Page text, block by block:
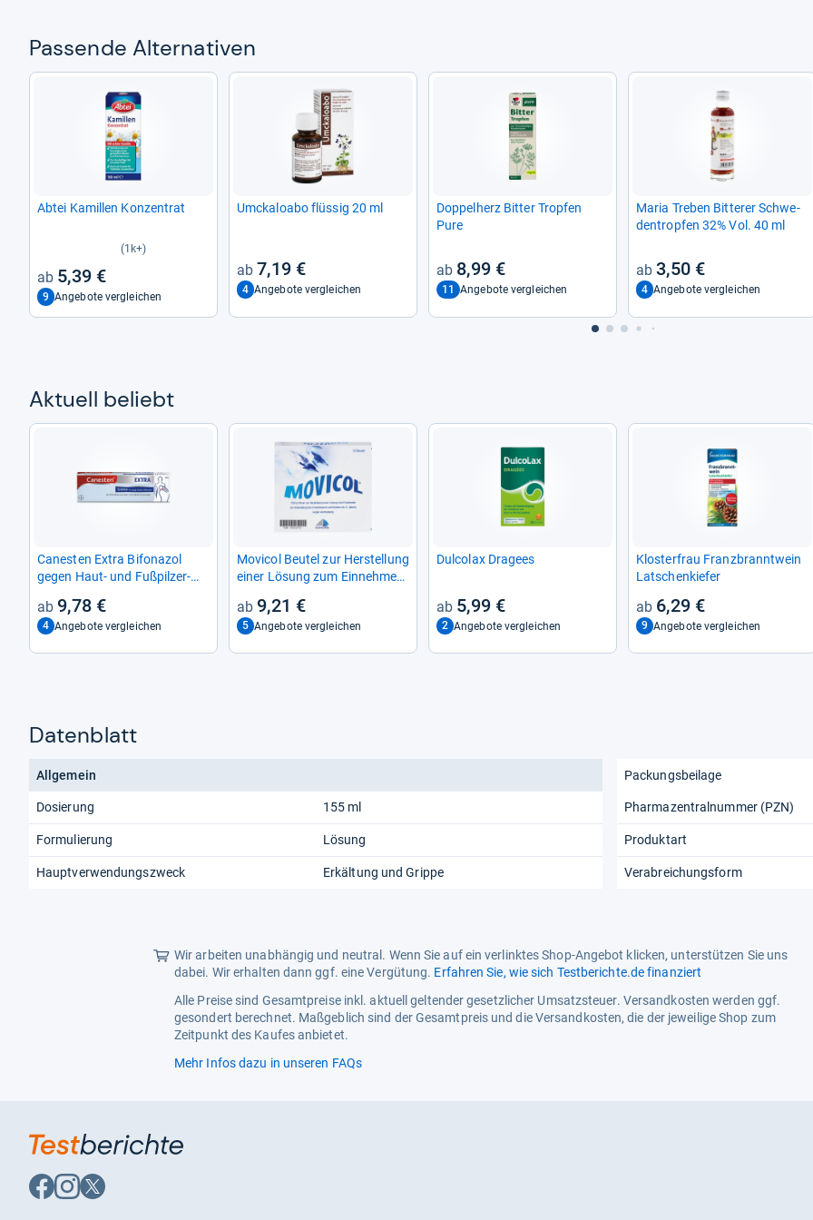
Pas­sende Alter­na­ti­ven
Abtei Kamil­len Kon­zen­trat
(1k+)
5,39 €
9 Angebote vergleichen
Umcka­loabo flüs­sig 20 ml
7,19 €
4 Angebote vergleichen
Dop­pel­herz Bit­ter Trop­fen
Pure
8,99 €
11 Angebote vergleichen
Maria Tre­ben Bit­te­rer Schwe­
den­trop­fen 32% Vol. 40 ml
3,50 €
4 Angebote vergleichen
Aktu­ell beliebt
Canes­ten Extra Bifona­zol
gegen Haut-​ und Fuß­pil­zer­
9,78 €
4 Angebote vergleichen
Movi­col Beu­tel zur Her­stel­lung
einer Lösung zum Ein­neh­men
9,21 €
5 Angebote vergleichen
Dul­co­lax Dra­gees
5,99 €
2 Angebote vergleichen
Klos­ter­frau Franz­brannt­wein
Lat­schen­kie­fer
6,29 €
9 Angebote vergleichen
Datenblatt
Allgemein
Dosierung 155 ml
Formulierung Lösung
Hauptverwendungszweck Erkältung und Grippe
Packungsbeilage
Pharmazentralnummer (PZN)
Produktart
Verabreichungsform
Wir arbeiten unabhängig und neutral. Wenn Sie auf ein verlinktes Shop-Angebot klicken, unterstützen Sie uns
dabei. Wir erhalten dann ggf. eine Vergütung. Erfahren Sie, wie sich Testberichte.de finanziert
Alle Preise sind Gesamtpreise inkl. aktuell geltender gesetzlicher Umsatzsteuer. Versandkosten werden ggf.
gesondert berechnet. Maßgeblich sind der Gesamtpreis und die Versandkosten, die der jeweilige Shop zum
Zeitpunkt des Kaufes anbietet.
Mehr Infos dazu in unseren FAQs
Auf
Facebook
Auf
Instagram
Auf
X